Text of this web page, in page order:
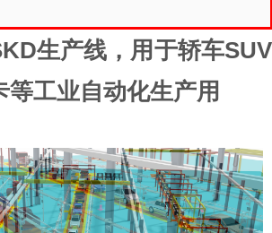
生产线，用于轿车SUV
等工业自动化生产用